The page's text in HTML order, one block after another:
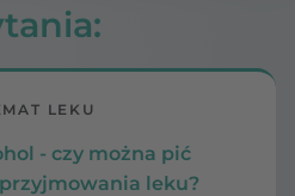
LEKU
- czy można pić
leku?